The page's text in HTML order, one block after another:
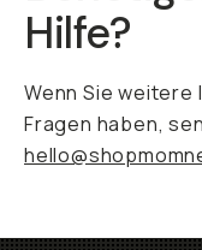
Hilfe?
Wenn Sie
Fragen haben,